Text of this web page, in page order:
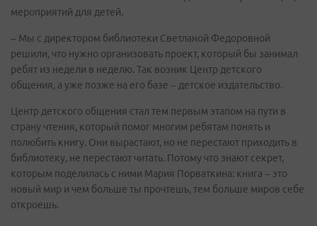
мероприятий для детей.
– Мы с директором библиотеки Светланой Федоровной
решили, что нужно организовать проект, который бы занимал
ребят из недели в неделю. Так возник Центр детского
общения, а уже позже на его базе – детское издательство.
Центр детского общения стал тем первым этапом на пути в
страну чтения, который помог многим ребятам понять и
полюбить книгу. Они вырастают, но не перестают приходить в
библиотеку, не перестают читать. Потому что знают секрет,
которым поделилась с ними Мария Порваткина: книга – это
новый мир и чем больше ты прочтешь, тем больше миров себе
откроешь.